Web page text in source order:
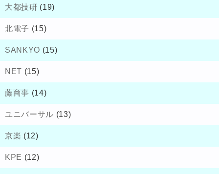
大都技研 (19)
北電子 (15)
SANKYO (15)
NET (15)
藤商事 (14)
ユニバーサル (13)
京楽 (12)
KPE (12)